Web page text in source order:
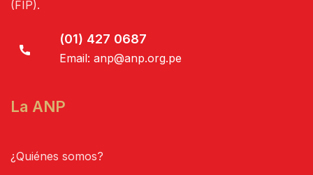
(FIP).
(01) 427 0687
Email: anp@anp.org.pe
La ANP
¿Quiénes somos?